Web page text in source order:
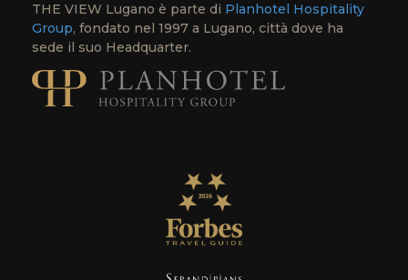
THE VIEW Lugano è parte di Planhotel Hospitality
Group, fondato nel 1997 a Lugano, città dove ha
sede il suo Headquarter.